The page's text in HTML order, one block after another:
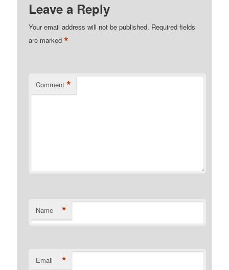
Leave a Reply
Your email address will not be published. Required fields
are marked*
Comment *
Name *
Email *